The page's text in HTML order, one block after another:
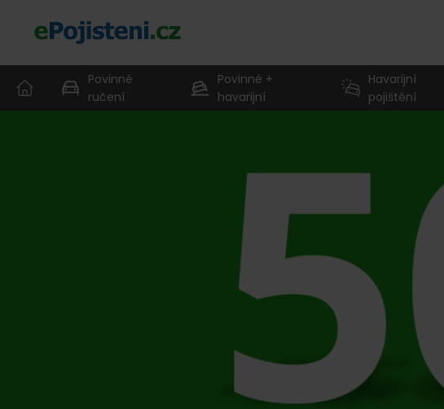
Povinné
ručení
Povinné +
havarijní
Havarijní
pojištění